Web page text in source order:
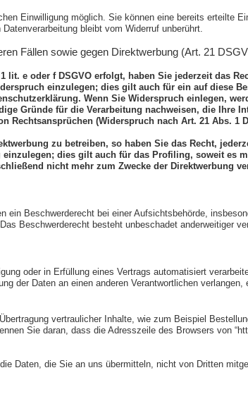
Einwilligung möglich. Sie können eine bereits erteilte
bleibt vom Widerruf unberührt.
Fällen sowie gegen Direktwerbung (Art. 21
lit. e oder f DSGVO erfolgt, haben Sie jederzeit das
einzulegen; dies gilt auch für ein auf diese
Wenn Sie Widerspruch einlegen,
Gründe für die Verarbeitung nachweisen, die Ihre
Rechtsansprüchen (Widerspruch nach Art. 21 Abs. 1
zu betreiben, so haben Sie das Recht,
einzulegen; dies gilt auch für das Profiling, soweit es
nicht mehr zum Zwecke der Direktwerbung
ein Beschwerderecht bei einer Aufsichtsbehörde,
Beschwerderecht besteht unbeschadet anderweitiger
oder in Erfüllung eines Vertrags automatisiert
der Daten an einen anderen Verantwortlichen
vertraulicher Inhalte, wie zum Beispiel
Sie daran, dass die Adresszeile des Browsers von
Daten, die Sie an uns übermitteln, nicht von Dritten